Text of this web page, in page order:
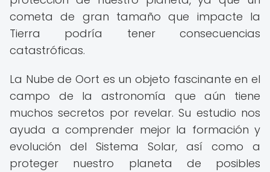
cometa de gran tamaño que impacte la
Tierra podría tener consecuencias
catastróficas.
La Nube de Oort es un objeto fascinante en el
campo de la astronomía que aún tiene
muchos secretos por revelar. Su estudio nos
ayuda a comprender mejor la formación y
evolución del Sistema Solar, así como a
proteger nuestro planeta de posibles